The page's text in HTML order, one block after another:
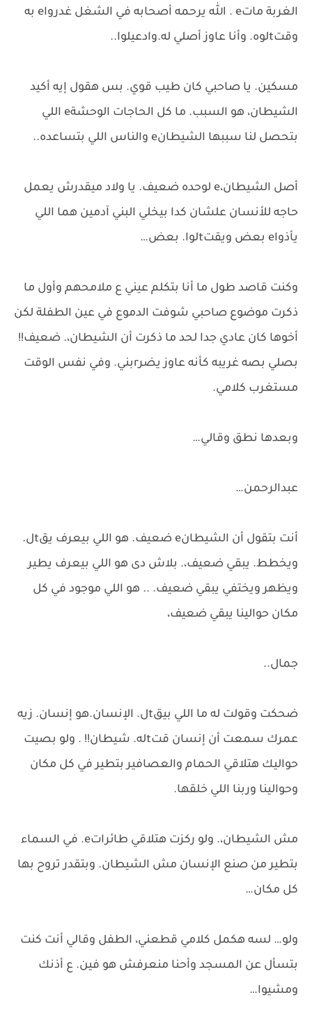
الغربة ماتe . الله يرحمه أصحابه في الشغل غدرواe به
وقتtلوه. وأنا عاوز أصلي له.وادعيلوا..
مسكين. يا صاحبي كان طيب قوي. بس هقول إيه أكيد
الشيطان، هو السبب. ما كل الحاجات الوحشةe اللي
بتحصل لنا سببها الشيطانe والناس اللي بتساعده..
أصل الشيطان،e لوحده ضعيف. يا ولاد ميقدرش يعمل
حاجه للأنسان علشان كدا بيخلي البني آدمين هما اللي
يأذواe بعض ويقتtلوا. بعض…
وكنت قاصد طول ما أنا بتكلم عيني ع ملامحهم وأول ما
ذكرت موضوع صاحبي شوفت الدموع في عين الطفلة لكن
أخوها كان عادي جدا لحد ما ذكرت أن الشيطان،. ضعيف!!
بصلي بصه غريبه كأنه عاوز يضرrبني. وفي نفس الوقت
مستغرب كلامي.
وبعدها نطق وقالي…
عبدالرحمن…
أنت بتقول أن الشيطانe ضعيف. هو اللي بيعرف يقtل.
ويخطط. يبقي ضعيف،. بلاش دى هو اللي بيعرف يطير
ويظهر ويختفي يبقي ضعيف. .. هو اللي موجود في كل
مكان حوالينا يبقي ضعيف،
جمال..
ضحكت وقولت له ما اللي بيقtل. الإنسان.هو إنسان. زيه
عمرك سمعت أن إنسان قتtله. شيطان!! . ولو بصيت
حواليك هتلاقي الحمام والعصافير بتطير في كل مكان
وحوالينا وربنا اللي خلقها.
مش الشيطان،. ولو ركزت هتلاقي طائراتe. في السماء
بتطير من صنع الإنسان مش الشيطان. وبتقدر تروح بها
كل مكان…
ولو… لسه هكمل كلامي قطعني، الطفل وقالي أنت كنت
بتسأل عن المسجد وأحنا منعرفش هو فين. ع أذنك
ومشيوا…